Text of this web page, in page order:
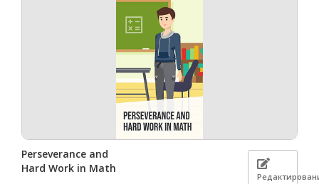
Perseverance and
Hard Work in Math